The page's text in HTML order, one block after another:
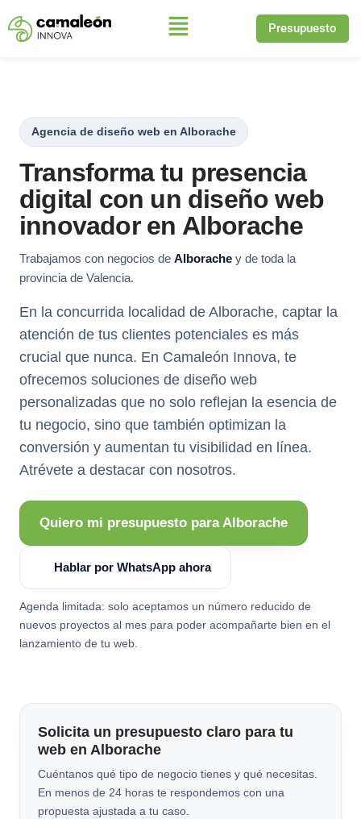
Saltar
Presupuesto
Agencia de diseño web en Alborache
Transforma tu presencia
digital con un diseño web
innovador en Alborache
Trabajamos con negocios de Alborache y de toda la
provincia de Valencia.
En la concurrida localidad de Alborache, captar la
atención de tus clientes potenciales es más
crucial que nunca. En Camaleón Innova, te
ofrecemos soluciones de diseño web
personalizadas que no solo reflejan la esencia de
tu negocio, sino que también optimizan la
conversión y aumentan tu visibilidad en línea.
Atrévete a destacar con nosotros.
Quiero mi presupuesto para Alborache
Hablar por WhatsApp ahora
Agenda limitada: solo aceptamos un número reducido de
nuevos proyectos al mes para poder acompañarte bien en el
lanzamiento de tu web.
Solicita un presupuesto claro para tu
web en Alborache
Cuéntanos qué tipo de negocio tienes y qué necesitas.
En menos de 24 horas te respondemos con una
propuesta ajustada a tu caso.